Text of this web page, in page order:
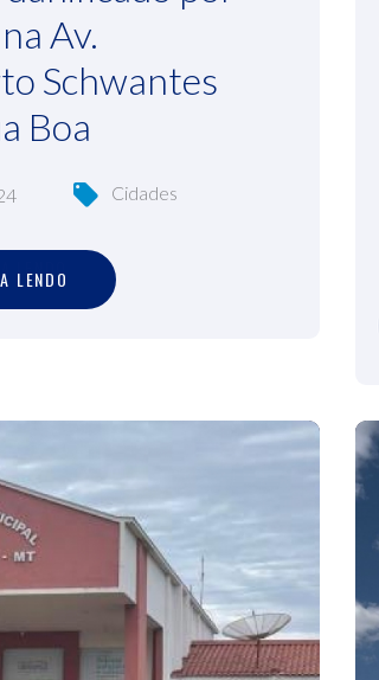
Av.
Schwantes
Boa
Cidades
A L END O
LENDO